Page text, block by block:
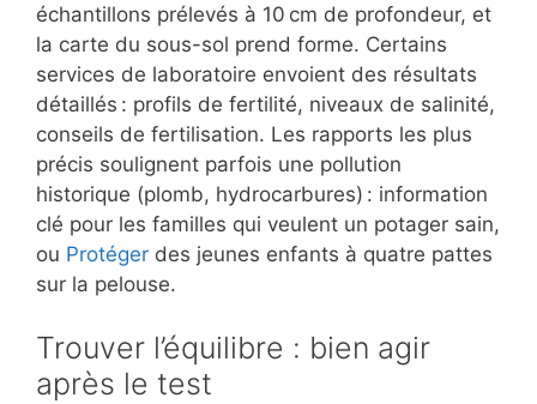
échantillons prélevés à 10 cm de profondeur, et
la carte du sous-sol prend forme. Certains
services de laboratoire envoient des résultats
détaillés : profils de fertilité, niveaux de salinité,
conseils de fertilisation. Les rapports les plus
précis soulignent parfois une pollution
historique (plomb, hydrocarbures) : information
clé pour les familles qui veulent un potager sain,
ou Protéger des jeunes enfants à quatre pattes
sur la pelouse.
Trouver l’équilibre : bien agir
après le test